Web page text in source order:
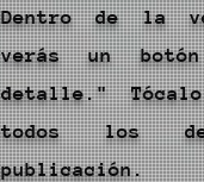
Dentro de la
verás un
detalle."
todos los
publicación.